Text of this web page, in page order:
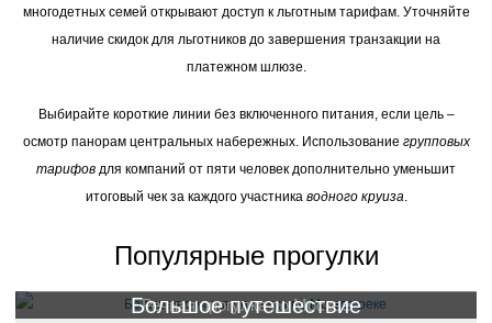
многодетных семей открывают доступ к льготным тарифам. Уточняйте
наличие скидок для льготников до завершения транзакции на
платежном шлюзе.
Выбирайте короткие линии без включенного питания, если цель –
осмотр панорам центральных набережных. Использование групповых
тарифов для компаний от пяти человек дополнительно уменьшит
итоговый чек за каждого участника водного круиза.
Популярные прогулки
Речная прогулка по Москве
Большое путешествие